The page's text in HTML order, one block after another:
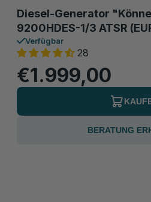
Diesel-Generator
9200HDES-1/3 ATSR
Verfügbar
28
€1.999,00
BERATUNG